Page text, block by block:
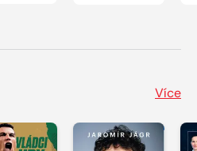
Více